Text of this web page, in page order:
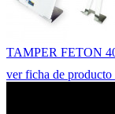
TAMPER FETON
ver ficha de producto